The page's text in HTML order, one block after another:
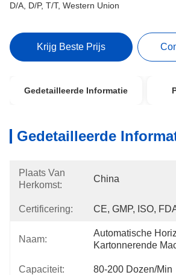
D/A, D/P, T/T, Western Union
Krijg Beste Prijs
Gedetailleerde Informatie
Gedetailleerde
Plaats Van
Herkomst:
China
Certificering: CE, GMP, ISO,
Naam:
Automatische
Kartonnerende
Capaciteit: 80-200 Dozen/min